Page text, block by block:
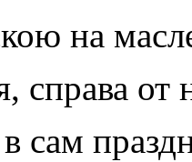
на
справа
сам